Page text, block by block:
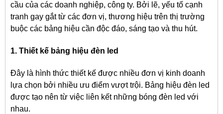
cầu của các doanh nghiệp, công ty. Bởi lẽ, yếu tố cạnh
tranh gay gắt từ các đơn vị, thương hiệu trên thị trường
buộc các bảng hiệu cần độc đáo, sáng tạo và thu hút.
1. Thiết kế bảng hiệu đèn led
Đây là hình thức thiết kế được nhiều đơn vị kinh doanh
lựa chọn bởi nhiều ưu điểm vượt trội. Bảng hiệu đèn led
được tạo nên từ việc liên kết những bóng đèn led với
nhau.